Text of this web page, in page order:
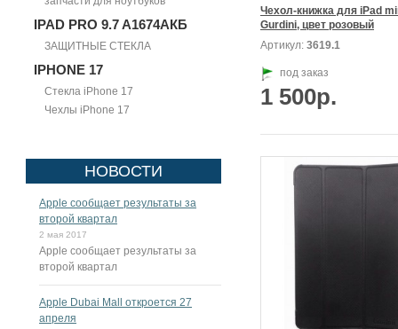
IPAD PRO 9.7 A1674АКБ
ЗАЩИТНЫЕ СТЕКЛА
IPHONE 17
Стекла iPhone 17
Чехлы iPhone 17
НОВОСТИ
Apple сообщает результаты за
второй квартал
2 мая 2017
Apple сообщает результаты за
второй квартал
Apple Dubai Mall откроется 27
апреля
Чехол-книжка для iPad
Gurdini, цвет розовый
Артикул: 3619.1
под заказ
1 500р.